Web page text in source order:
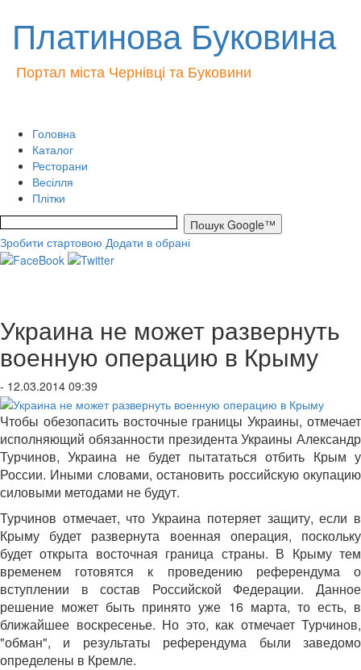
Платинова Буковина
Портал міста Чернівці та Буковини
Головна
Каталог
Ресторани
Весілля
Плітки
Зробити стартовою Додати в обрані
Украина не может развернуть
военную операцию в Крыму
- 12.03.2014 09:39
Чтобы обезопасить восточные границы Украины, отмечает
исполняющий обязанности президента Украины Александр
Турчинов, Украина не будет пытататься отбить Крым у
России. Иными словами, остановить российскую окупацию
силовыми методами не будут.
Турчинов отмечает, что Украина потеряет защиту, если в
Крыму будет развернута военная операция, поскольку
будет открыта восточная граница страны. В Крыму тем
временем готовятся к проведению референдума о
вступлении в состав Российской Федерации. Данное
решение может быть принято уже 16 марта, то есть, в
ближайшее воскресенье. Но это, как отмечает Турчинов,
"обман", и результаты референдума были заведомо
определены в Кремле.